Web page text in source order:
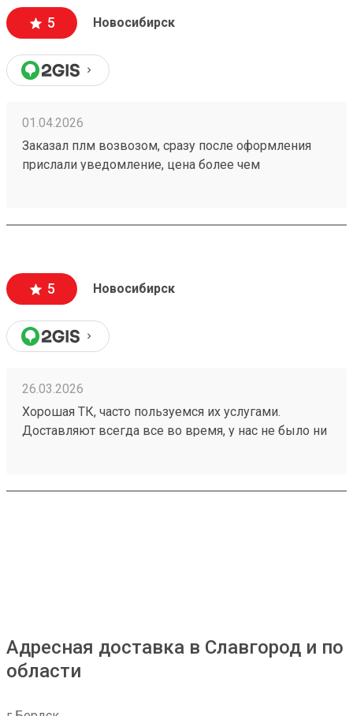
5 Новосибирск
01.04.2026
Заказал плм возвозом, сразу после оформления
прислали уведомление, цена более чем
5 Новосибирск
26.03.2026
Хорошая ТК, часто пользуемся их услугами.
Доставляют всегда все во время, у нас не было ни
менеджеры оперативно отвечают. Нет навязанных
Адресная доставка в Славгород и по
области